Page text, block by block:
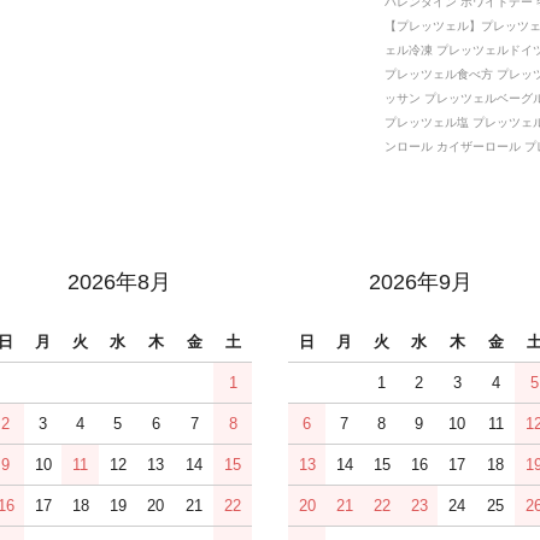
【プレッツェル】プレッツ
ェル冷凍 プレッツェルドイ
プレッツェル食べ方 プレッ
ッサン プレッツェルベーグ
プレッツェル塩 プレッツェ
ンロール カイザーロール
2026年8月
月 火 水 木 金 土
1
2 3 4 5 6 7 8
9 10 11 12 13 14 15
17 18 19 20 21 22
2026年9月
日 月 火 水 木 金
1 2 3 4 5
6 7 8 9 10 11
13 14 15 16 17 18
20 21 22 23 24 25